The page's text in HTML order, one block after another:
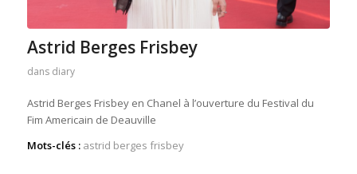
Astrid Berges Frisbey
dans diary
Astrid Berges Frisbey en Chanel à l’ouverture du Festival du
Fim Americain de Deauville
Mots-clés : astrid berges frisbey